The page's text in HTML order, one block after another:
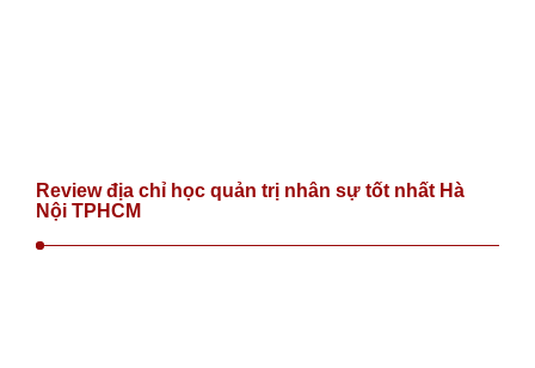
Review địa chỉ học quản trị nhân sự tốt nhất Hà
Nội TPHCM